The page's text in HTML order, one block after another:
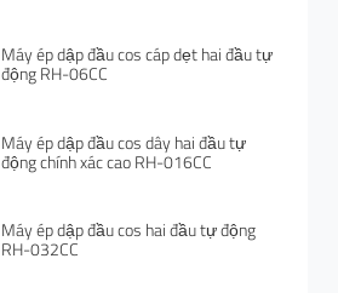
Máy ép dập đầu cos cáp dẹt hai đầu tự
động RH-06CC
Máy ép dập đầu cos dây hai đầu tự
động chính xác cao RH-016CC
Máy ép dập đầu cos hai đầu tự động
RH-032CC